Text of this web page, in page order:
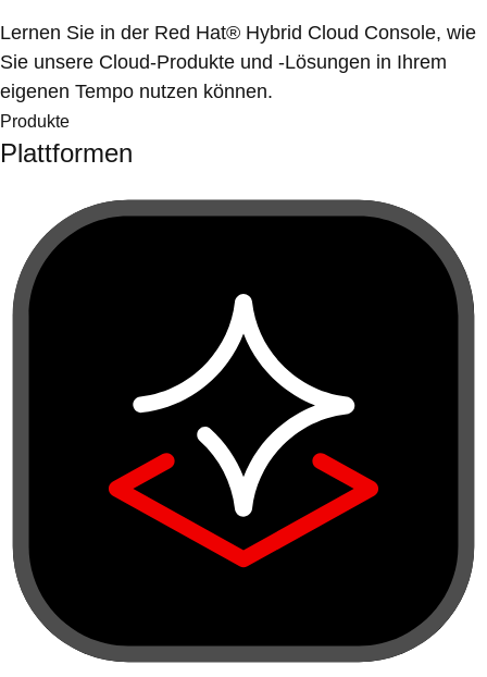
Lernen Sie in der Red Hat® Hybrid Cloud Console, wie
Sie unsere Cloud-Produkte und -Lösungen in Ihrem
eigenen Tempo nutzen können.
Produkte
Plattformen